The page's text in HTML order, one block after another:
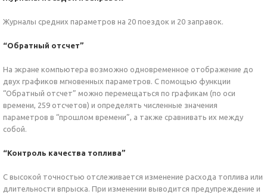
Журналы средних параметров на 20 поездок и 20 заправок.
“Обратный отсчет”
На экране компьютера возможно одновременное отображение до
двух графиков мгновенных параметров. С помощью функции
“Обратный отсчет” можно перемещаться по графикам (по оси
времени, 259 отсчетов) и определять численные значения
параметров в “прошлом времени”, а также сравнивать их между
собой.
“Контроль качества топлива”
С высокой точностью отслеживается изменение расхода топлива или
длительности впрыска. При изменении выводится предупреждение и